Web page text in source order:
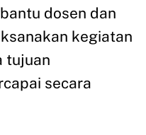
dosen dan
kegiatan
tujuan
secara